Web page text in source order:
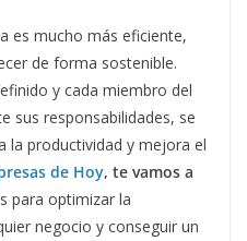
es mucho más eficiente,
de forma sostenible.
y cada miembro del
sus responsabilidades, se
la productividad y mejora el
de Hoy, te vamos a
para optimizar la
negocio y conseguir un